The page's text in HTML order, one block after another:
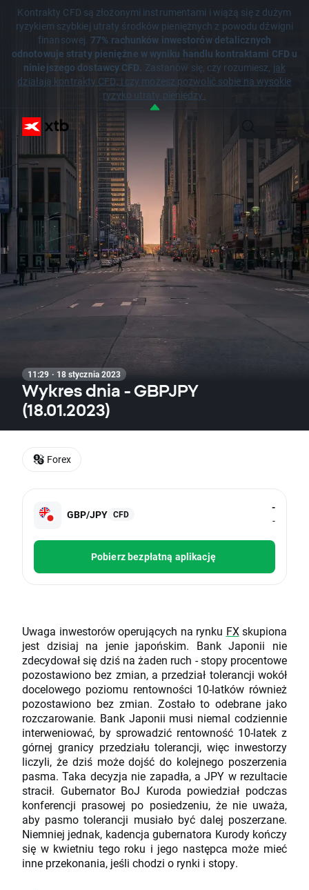
Kontrakty CFD są złożonymi instrumentami i wiążą się z dużym
ryzykiem szybkiej utraty środków pieniężnych z powodu dźwigni
finansowej.77% rachunków inwestorów detalicznych
odnotowuje straty pieniężne w wyniku handlu kontraktami CFD u
niniejszego dostawcy CFD. Zastanów się, czy rozumiesz, jak
działają kontrakty CFD, i czy możesz pozwolić sobie na wysokie
ryzyko utraty pieniędzy.
11:29 · 18 stycznia 2023
Wykres dnia - GBPJPY
(18.01.2023)
GBP/JPY CFD
-
-
Pobierz bezpłatną aplikację
Uwaga inwestorów operujących na rynku FXskupiona
jest dzisiaj na jenie japońskim. Bank Japonii nie
zdecydował się dziś na żaden ruch - stopy procentowe
pozostawiono bez zmian, a przedział tolerancji wokół
docelowego poziomu rentowności 10-latków również
pozostawiono bez zmian. Zostało to odebrane jako
rozczarowanie. Bank Japonii musi niemal codziennie
interweniować, by sprowadzić rentowność 10-latek z
górnej granicy przedziału tolerancji, więc inwestorzy
liczyli, że dziś może dojść do kolejnego poszerzenia
pasma. Taka decyzja nie zapadła, a JPY w rezultacie
stracił. Gubernator BoJ Kuroda powiedział podczas
konferencji prasowej po posiedzeniu, że nie uważa,
aby pasmo tolerancji musiało być dalej poszerzane.
Niemniej jednak, kadencja gubernatora Kurody kończy
się w kwietniu tego roku i jego następca może mieć
inne przekonania, jeśli chodzi o rynki i stopy.
Forex